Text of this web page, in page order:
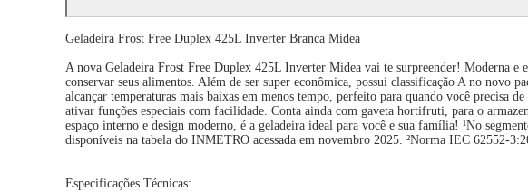
Geladeira Frost Free Duplex 425L Inverter Branca Midea
A nova Geladeira Frost Free Duplex 425L Inverter Midea vai te surpreender! Moderna e
conservar seus alimentos. Além de ser super econômica, possui classificação A no
alcançar temperaturas mais baixas em menos tempo, perfeito para quando você
ativar funções especiais com facilidade. Conta ainda com gaveta hortifruti, para o
espaço interno e design moderno, é a geladeira ideal para você e sua família! ¹No
disponíveis na tabela do INMETRO acessada em novembro 2025. ²Norma IEC 62552-
Especificações Técnicas: